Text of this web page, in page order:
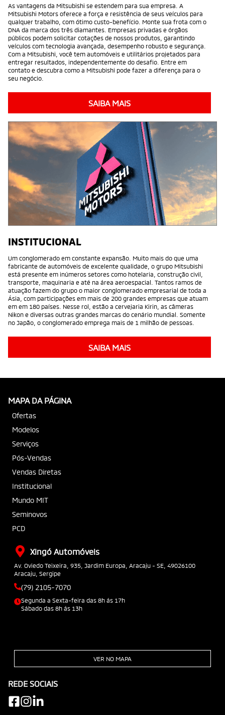
As vantagens da Mitsubishi se estendem para sua empresa. A
Mitsubishi Motors oferece a força e resistência de seus veículos para
qualquer trabalho, com ótimo custo-benefício. Monte sua frota com o
DNA da marca dos três diamantes. Empresas privadas e órgãos
públicos podem solicitar cotações de nossos produtos, garantindo
veículos com tecnologia avançada, desempenho robusto e segurança.
Com a Mitsubishi, você tem automóveis e utilitários projetados para
entregar resultados, independentemente do desafio. Entre em
contato e descubra como a Mitsubishi pode fazer a diferença para o
seu negócio.
SAIBA MAIS
INSTITUCIONAL
Um conglomerado em constante expansão. Muito mais do que uma
fabricante de automóveis de excelente qualidade, o grupo Mitsubishi
está presente em inúmeros setores como hotelaria, construção civil,
transporte, maquinaria e até na área aeroespacial. Tantos ramos de
atuação fazem do grupo o maior conglomerado empresarial de toda a
Ásia, com participações em mais de 200 grandes empresas que atuam
em em 180 países. Nesse rol, estão a cervejaria Kirin, as câmeras
Nikon e diversas outras grandes marcas do cenário mundial. Somente
no Japão, o conglomerado emprega mais de 1 milhão de pessoas.
SAIBA MAIS
MAPA DA PÁGINA
Ofertas
Modelos
Serviços
Pós-Vendas
Vendas Diretas
Institucional
Mundo MIT
Seminovos
PCD
Xingó Automóveis
Av. Oviedo Teixeira, 935, Jardim Europa, Aracaju - SE, 49026100
Aracaju, Sergipe
(79) 2105-7070
Segunda a Sexta-feira das 8h ás 17h
Sábado das 8h ás 13h
VER NO MAPA
REDE SOCIAIS